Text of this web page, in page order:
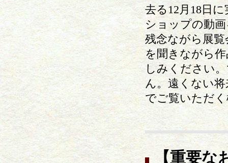
去る12月18日
ショップの動
残念ながら展
を聞きながら
しみください
ん。遠くない
でご覧いただ
【重要